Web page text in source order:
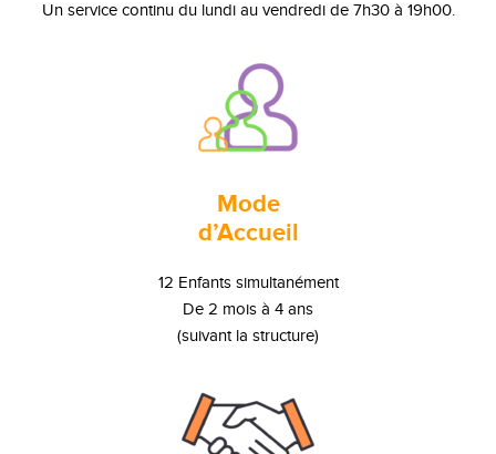
Un service continu du lundi au vendredi de 7h30 à 19h00.
Mode
d’Accueil
12 Enfants simultanément
De 2 mois à 4 ans
(suivant la structure)